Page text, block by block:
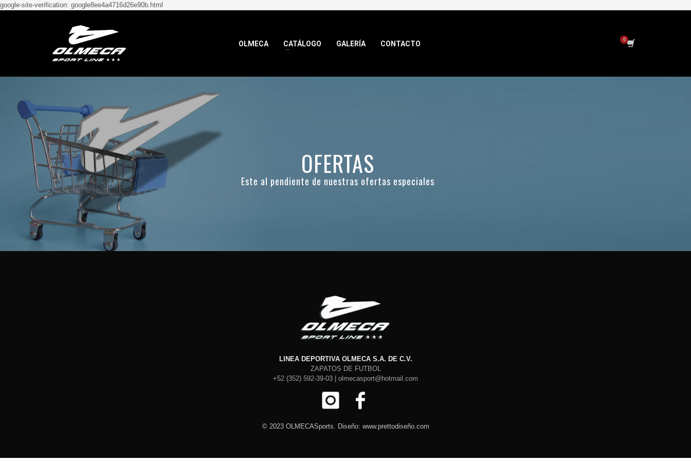
google-site-verification: google8ee4a4716d26e90b.html
OLMECA CATÁLOGO GALERÍA CONTACTO
OFERTAS
Este al pendiente de nuestras ofertas especiales
LINEA DEPORTIVA OLMECA S.A. DE C.V.
ZAPATOS DE FUTBOL
+52 (352) 592-39-03 | olmecasport@hotmail.com
© 2023 OLMECASports. Diseño: www.prettodiseño.com